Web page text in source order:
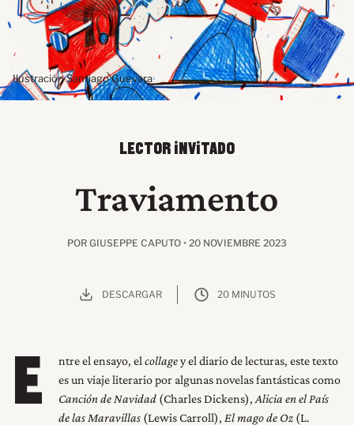
Ilustración Santiago Guevara
LECTOR INVITADO
Traviamento
POR GIUSEPPE CAPUTO • 20 NOVIEMBRE 2023
DESCARGAR 20 MINUTOS
E ntre el ensayo, el collagey el diario de lecturas, este texto
es un viaje literario por algunas novelas fantásticas como
Canción de Navidad (Charles Dickens), Alicia en el País
de las Maravillas (Lewis Carroll), El mago de Oz (L.